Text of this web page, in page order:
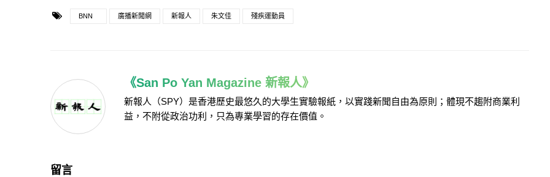
BNN 廣播新聞網 新報人 朱文佳 殘疾運動員
《San Po Yan Magazine 新報人》
新報人（SPY）是香港歷史最悠久的大學生實驗報紙，以實踐新聞自由為原則；體現不趨附商業利
益，不附從政治功利，只為專業學習的存在價值。
留言